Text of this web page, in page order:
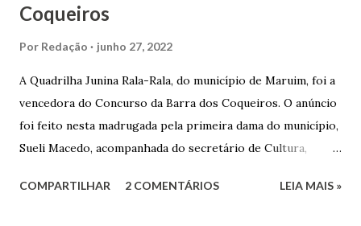
Coqueiros
Por Redação junho 27, 2022
A Quadrilha Junina Rala-Rala, do município de Maruim, foi a
vencedora do Concurso da Barra dos Coqueiros. O anúncio
foi feito nesta madrugada pela primeira dama do município,
Sueli Macedo, acompanhada do secretário de Cultura,
Roberto Fernandes dos Santos Júnior, e na presença dos
COMPARTILHAR 2 COMENTÁRIOS LEIA MAIS »